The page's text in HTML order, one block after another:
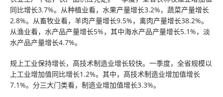
同比增长3.7%。从种植业看，水果产量增长3.2%，蔬菜产量增长
2.8%。从畜牧业看，羊肉产量增长9.5%，禽肉产量增长38.2%。
从渔业看，水产品产量增长5%，其中海水产品产量增长5.1%，淡
水产品产量增长4.7%。
规上工业保持增长，高技术制造业增长较快。一季度，全省规模以
上工业增加值同比增长1.2%。其中，高技术制造业增加值增长
7.1%。分三大门类看，制造业增加值增长3.3%。